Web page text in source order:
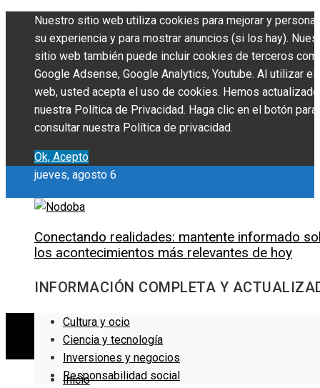
Nuestro sitio web utiliza cookies para mejorar y
su experiencia y para mostrar anuncios (si los hay).
sitio web también puede incluir cookies de terceros
Google Adsense, Google Analytics, Youtube. Al utilizar
web, usted acepta el uso de cookies. Hemos actualizado
nuestra Política de Privacidad. Haga clic en el botón para
consultar nuestra Política de privacidad.
Ok, Acepto
jueves, agosto 6
Conectando realidades: mantente informado
los acontecimientos más relevantes de hoy
INFORMACIÓN COMPLETA Y
Cultura y ocio
Ciencia y tecnología
Inversiones y negocios
Responsabilidad social
Inicio